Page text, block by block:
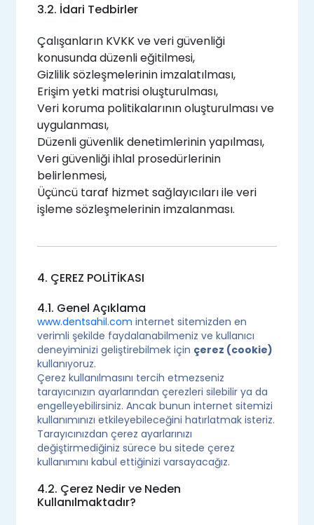
3.2. İdari Tedbirler
Çalışanların KVKK ve veri güvenliği
konusunda düzenli eğitilmesi,
Gizlilik sözleşmelerinin imzalatılması,
Erişim yetki matrisi oluşturulması,
Veri koruma politikalarının oluşturulması ve
uygulanması,
Düzenli güvenlik denetimlerinin yapılması,
Veri güvenliği ihlal prosedürlerinin
belirlenmesi,
Üçüncü taraf hizmet sağlayıcıları ile veri
işleme sözleşmelerinin imzalanması.
4. ÇEREZ POLİTİKASI
4.1. Genel Açıklama
www.dentsahil.com internet sitemizden en
verimli şekilde faydalanabilmeniz ve kullanıcı
deneyiminizi geliştirebilmek için çerez (cookie)
kullanıyoruz.
Çerez kullanılmasını tercih etmezseniz
tarayıcınızın ayarlarından çerezleri silebilir ya da
engelleyebilirsiniz. Ancak bunun internet sitemizi
kullanımınızı etkileyebileceğini hatırlatmak isteriz.
Tarayıcınızdan çerez ayarlarınızı
değiştirmediğiniz sürece bu sitede çerez
kullanımını kabul ettiğinizi varsayacağız.
4.2. Çerez Nedir ve Neden
Kullanılmaktadır?